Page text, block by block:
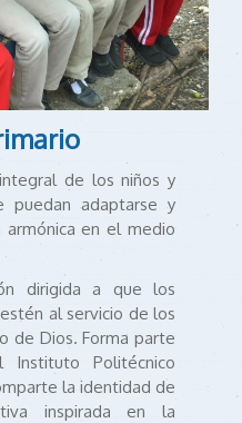
de los niños y
puedan adaptarse y
en el medio
dirigida a que los
al servicio de los
de Dios. Forma parte
Politécnico
la identidad de
inspirada en la